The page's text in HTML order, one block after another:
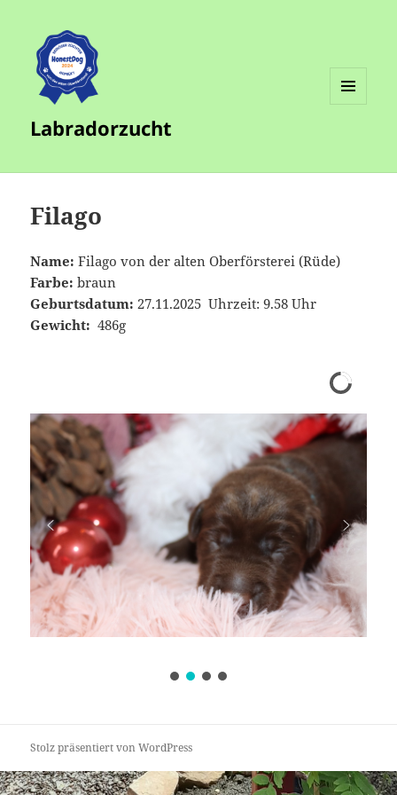
Labradorzucht
Filago
Name: Filago von der alten Oberförsterei (Rüde)
Farbe: braun
Geburtsdatum: 27.11.2025 Uhrzeit: 9.58 Uhr
Gewicht: 486g
Stolz präsentiert von WordPress